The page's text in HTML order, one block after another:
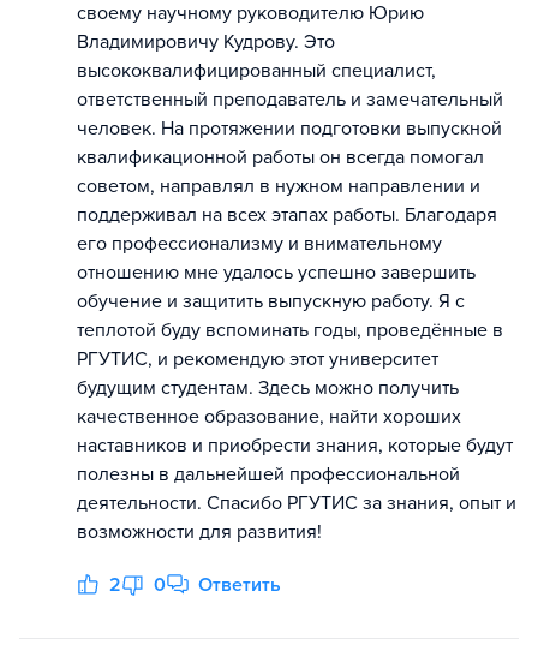
своему научному руководителю Юрию
Владимировичу Кудрову. Это
высококвалифицированный специалист,
ответственный преподаватель и замечательный
человек. На протяжении подготовки выпускной
квалификационной работы он всегда помогал
советом, направлял в нужном направлении и
поддерживал на всех этапах работы. Благодаря
его профессионализму и внимательному
отношению мне удалось успешно завершить
обучение и защитить выпускную работу. Я с
теплотой буду вспоминать годы, проведённые в
РГУТИС, и рекомендую этот университет
будущим студентам. Здесь можно получить
качественное образование, найти хороших
наставников и приобрести знания, которые будут
полезны в дальнейшей профессиональной
деятельности. Спасибо РГУТИС за знания, опыт и
возможности для развития!
2 0 Ответить